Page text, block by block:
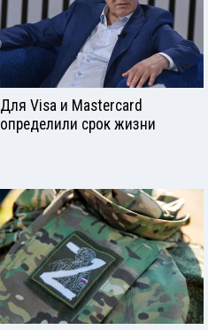
Для Visа и Mastercard
определили срок жизни